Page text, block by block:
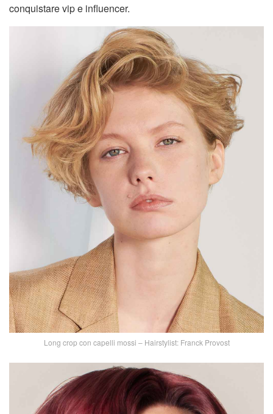
conquistare vip e influencer.
Long crop con capelli mossi – Hairstylist: Franck Provost